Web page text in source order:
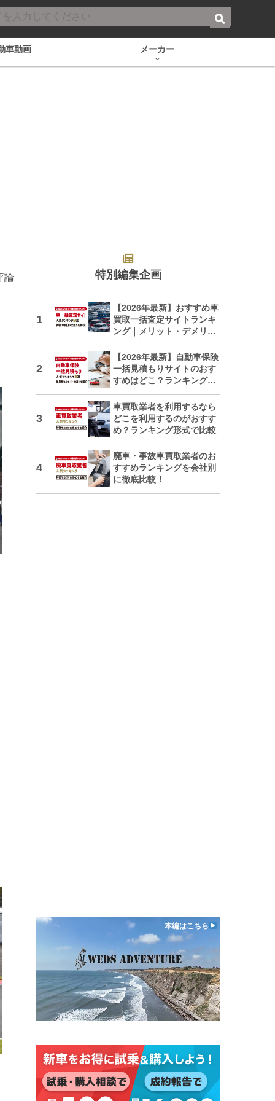
車動画 メーカー
論 特別編集企画
【2026年最新】おすすめ車
買取一括査定サイトランキ
ング｜メリット・デメリッ
トも解説
【2026年最新】自動車保険
一括見積もりサイトのおす
すめはどこ？ランキングで
車買取業者を利用するなら
どこを利用するのがおすす
め？ランキング形式で比較
廃車・事故車買取業者のお
すすめランキングを会社別
に徹底比較！
本編はこちら